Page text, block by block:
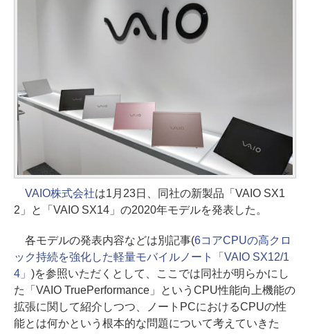
VAIO株式会社は1月23日、同社の新製品「VAIO SX1
2」と「VAIO SX14」の2020年モデルを発表した。
各モデルの発表内容などは別記事(6コアCPUの高クロ
ック持続を強化した軽量モバイルノート「VAIO SX12/1
4」 )を参照いただくとして、ここでは同社が明らかにし
た「VAIO TruePerformance」というCPU性能向上機能の
拡張に関して紹介しつつ、ノートPCにおけるCPUの性
能とは何かという根本的な問題について考えていきた